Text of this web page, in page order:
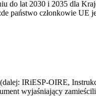
do lat 2030 i 2035 dla
państwo członkowie UE
IRiESP-OIRE,
wyjaśniający